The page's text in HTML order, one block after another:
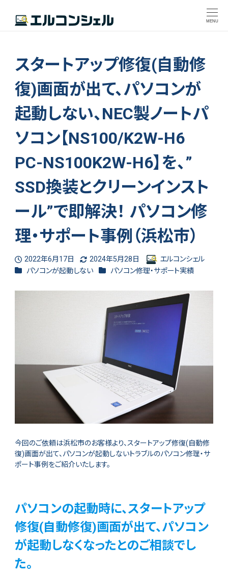
MENU
スタートアップ修復(自動修
復)画面が出て、パソコンが
起動しない、NEC製ノートパ
ソコン【NS100/K2W-H6
PC-NS100K2W-H6】を、”
SSD換装とクリーンインスト
ール”で即解決！ パソコン修
理・サポート事例（浜松市）
投稿日
2022年6月17日
更新日
2024年5月28日
著
者
エルコンシェル
カテゴリー
パソコンが起動しない カテゴリー
パソコン修理・サポート実績
今回のご依頼は浜松市のお客様より、スタートアップ修復(自動修
復)画面が出て、パソコンが起動しないトラブルのパソコン修理・サ
ポート事例をご紹介いたします。
パソコンの起動時に、スタートアップ
修復(自動修復)画面が出て、パソコン
が起動しなくなったとのご相談でし
た。